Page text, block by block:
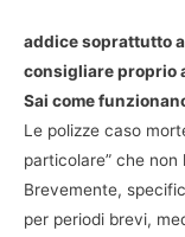
addice soprattutto
consigliare proprio
Sai come
Le polizze caso
particolare” che
Brevemente,
per periodi brevi,